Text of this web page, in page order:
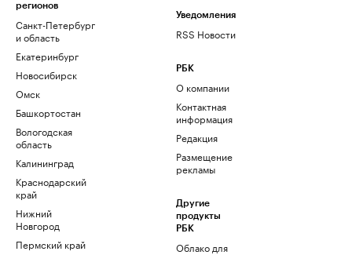
регионов
Санкт-Петербург
и область
Екатеринбург
Новосибирск
Омск
Башкортостан
Вологодская
область
Калининград
Краснодарский
край
Нижний
Новгород
Пермский край
Уведомления
RSS Новости
РБК
О компании
Контактная
информация
Редакция
Размещение
рекламы
Другие
продукты
РБК
Облако для